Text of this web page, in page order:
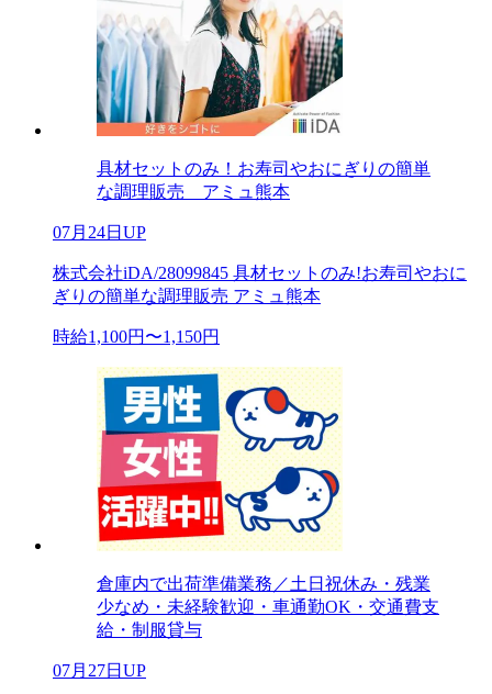
具材セットのみ！お寿司やおにぎりの簡単
な調理販売 アミュ熊本
07月24日UP
株式会社iDA/28099845 具材セットのみ!お寿司やおに
ぎりの簡単な調理販売 アミュ熊本
時給1,100円〜1,150円
倉庫内で出荷準備業務／土日祝休み・残業
少なめ・未経験歓迎・車通勤OK・交通費支
給・制服貸与
07月27日UP